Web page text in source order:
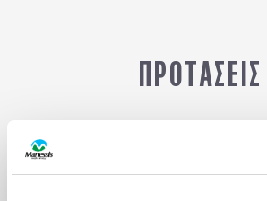
ΠΡΟΤΑΣΕΙΣ